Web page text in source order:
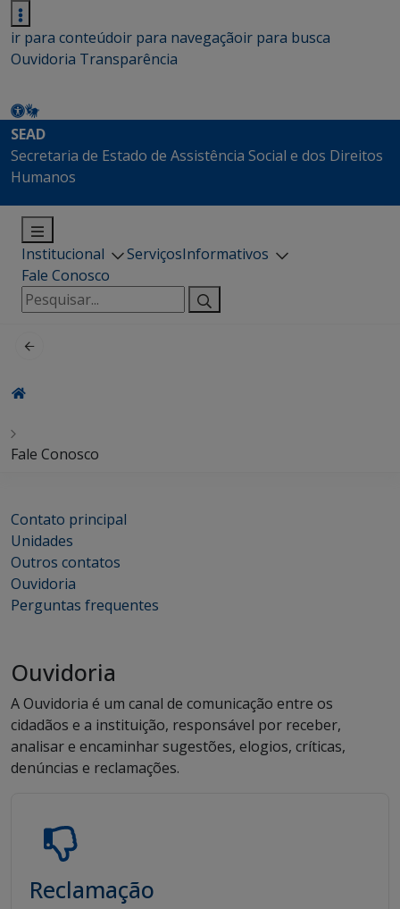
ir para conteúdoir para navegaçãoir para busca
Ouvidoria Transparência
SEAD
Secretaria de Estado de Assistência Social e dos Direitos
Humanos
Institucional ServiçosInformativos
Fale Conosco
Pesquisar
por:
Fale Conosco
Contato principal
Unidades
Outros contatos
Ouvidoria
Perguntas frequentes
Ouvidoria
A Ouvidoria é um canal de comunicação entre os
cidadãos e a instituição, responsável por receber,
analisar e encaminhar sugestões, elogios, críticas,
denúncias e reclamações.
Reclamação